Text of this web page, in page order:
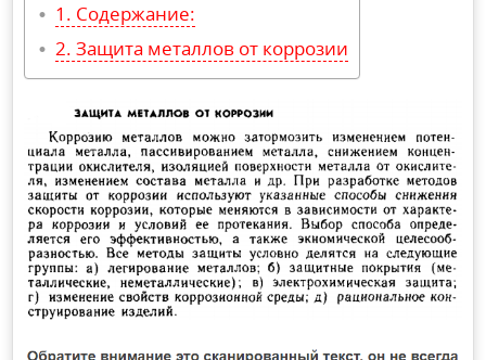
Содержание:
Защита металлов от коррозии